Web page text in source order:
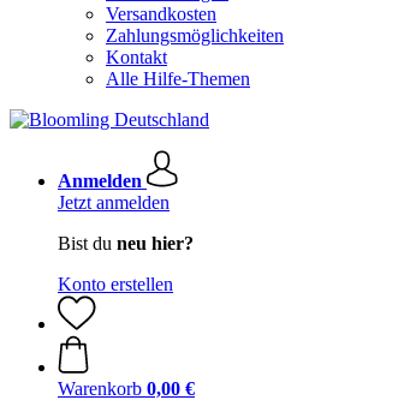
Versandkosten
Zahlungsmöglichkeiten
Kontakt
Alle Hilfe-Themen
Anmelden
Jetzt anmelden
Bist du neu hier?
Konto erstellen
Warenkorb 0,00 €